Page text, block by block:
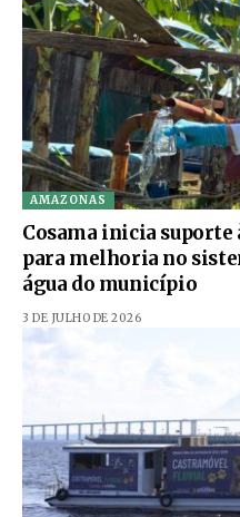
AMAZONAS
Cosama inicia suporte
para melhoria no
água do município
3 DE JULHO DE 2026